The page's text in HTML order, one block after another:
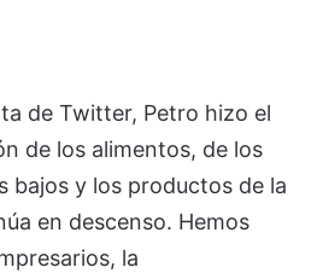
de Twitter, Petro hizo el
de los alimentos, de los
bajos y los productos de la
en descenso. Hemos
la